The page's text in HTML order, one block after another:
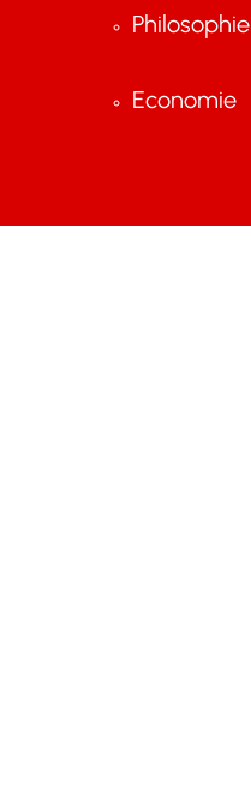
Philosophie
Economie